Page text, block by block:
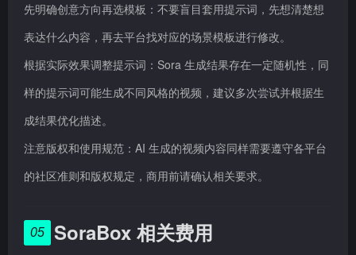
先明确创意方向再选模板：不要盲目套用提示词，先想清楚想
表达什么内容，再去平台找对应的场景模板进行修改。
根据实际效果调整提示词：Sora 生成结果存在一定随机性，同
样的提示词可能生成不同风格的视频，建议多次尝试并根据生
成结果优化描述。
注意版权和使用规范：AI 生成的视频内容同样需要遵守各平台
的社区准则和版权规定，商用前请确认相关要求。
05 SoraBox 相关费用